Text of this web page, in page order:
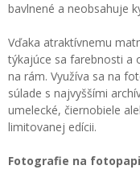
bavlnené a neobsahuje
Vďaka atraktívnemu
týkajúce sa farebnosti a
na rám. Využíva sa na
súlade s najvyššími
umelecké, čiernobiele
limitovanej edícii.
Fotografie na